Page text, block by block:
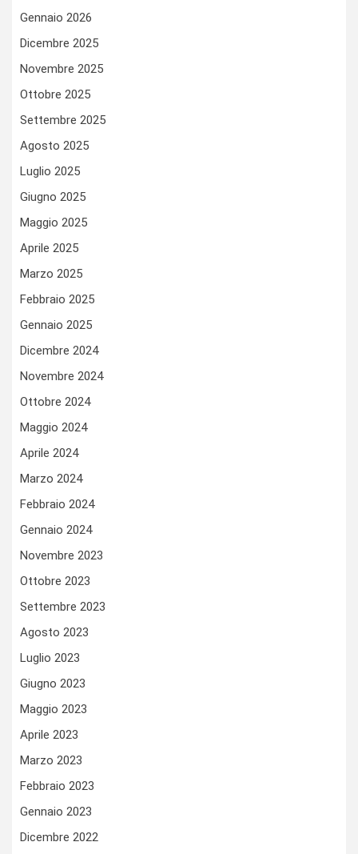
Gennaio 2026
Dicembre 2025
Novembre 2025
Ottobre 2025
Settembre 2025
Agosto 2025
Luglio 2025
Giugno 2025
Maggio 2025
Aprile 2025
Marzo 2025
Febbraio 2025
Gennaio 2025
Dicembre 2024
Novembre 2024
Ottobre 2024
Maggio 2024
Aprile 2024
Marzo 2024
Febbraio 2024
Gennaio 2024
Novembre 2023
Ottobre 2023
Settembre 2023
Agosto 2023
Luglio 2023
Giugno 2023
Maggio 2023
Aprile 2023
Marzo 2023
Febbraio 2023
Gennaio 2023
Dicembre 2022